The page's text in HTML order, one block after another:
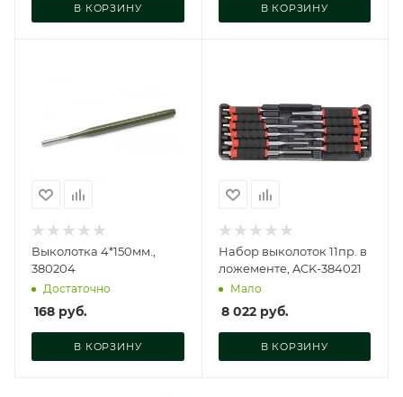
В КОРЗИНУ В КОРЗИНУ
Выколотка 4*150мм.,
380204
Достаточно
168 руб.
В КОРЗИНУ
Набор выколоток 11пр. в
ложементе, ACK-384021
Мало
8 022руб.
В КОРЗИНУ